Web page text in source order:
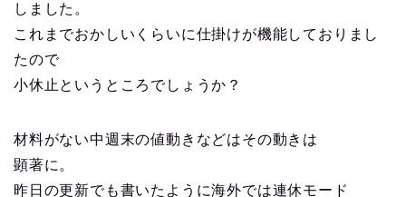
しました。
これまでおかしいくらいに仕掛けが機能しておりまし
たので
小休止というところでしょうか？
材料がない中週末の値動きなどはその動きは
顕著に。
昨日の更新でも書いたように海外では連休モード